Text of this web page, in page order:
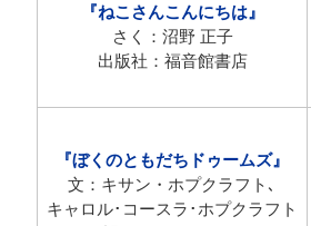
『ねこさんこんにちは』
さく：沼野 正子
出版社：福音館書店
『ぼくのともだちドゥームズ』
文：キサン・ホプクラフト､
キャロル･コースラ･ホプクラフト